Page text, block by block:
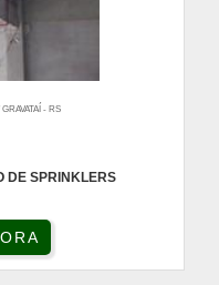
GRAVATAÍ - RS
DE SPRINKLERS